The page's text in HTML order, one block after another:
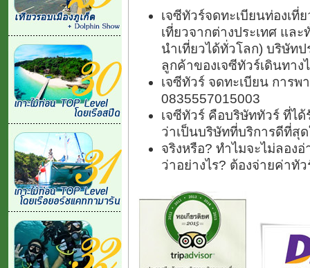
เจซีทัวร์จดทะเบียนท่องเที่
เที่ยวจากต่างประเทศ แล
นำเที่ยวได้ทั่วโลก) บริษัท
ลูกค้าของเจซีทัวร์เดินทาง
เจซีทัวร์ จดทะเบียน การ
0835557015003
เจซีทัวร์ คือบริษัททัวร์ ที่ไ
ว่าเป็นบริษัทที่บริการดีที่สุ
จริงหรือ? ทำไมจะไม่ลอง
ว่าอย่างไร? ต้องจ่ายค่าทั